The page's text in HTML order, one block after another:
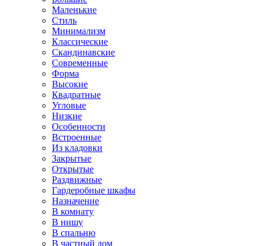
Маленькие
Стиль
Минимализм
Классические
Скандинавские
Современные
Форма
Высокие
Квадратные
Угловые
Низкие
Особенности
Встроенные
Из кладовки
Закрытые
Открытые
Раздвижные
Гардеробные шкафы
Назначение
В комнату
В нишу
В спальню
В частный дом